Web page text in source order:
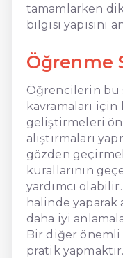
tamamlarken
bilgisi yapısını
Öğrenme
Öğrencilerin bu
kavramaları
geliştirmeleri
alıştırmaları
gözden
kurallarının
yardımcı
halinde yaparak
daha iyi
Bir diğer önemli
pratik